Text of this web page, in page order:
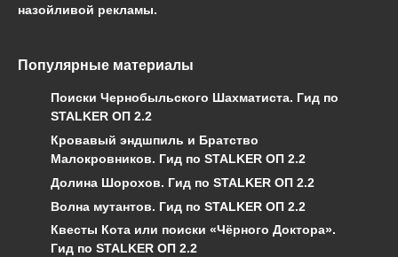
назойливой рекламы.
Популярные материалы
Поиски Чернобыльского Шахматиста. Гид по
STALKER ОП 2.2
Кровавый эндшпиль и Братство
Малокровников. Гид по STALKER ОП 2.2
Долина Шорохов. Гид по STALKER ОП 2.2
Волна мутантов. Гид по STALKER ОП 2.2
Квесты Кота или поиски «Чёрного Доктора».
Гид по STALKER ОП 2.2